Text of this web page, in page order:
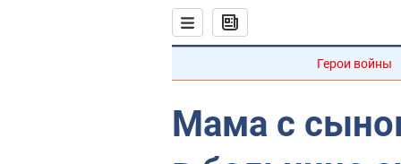
Герои войны
Мама с